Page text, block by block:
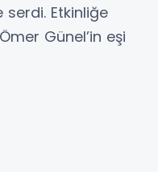
Etkinliğe
Günel’in eşi